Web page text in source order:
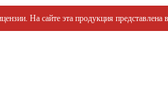
На сайте эта продукция